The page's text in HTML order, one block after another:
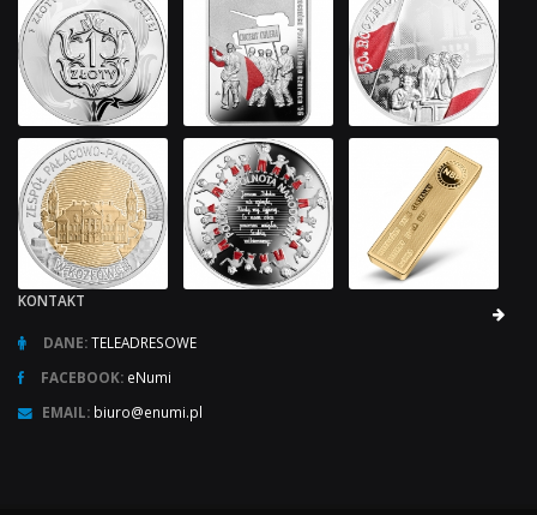
KONTAKT
DANE:TELEADRESOWE
FACEBOOK: eNumi
EMAIL: biuro@enumi.pl